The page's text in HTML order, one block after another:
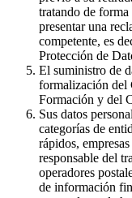
tratando de
presentar una
competente, es
Protección de
El suministro de
formalización del
Formación y del
Sus datos
categorías de
rápidos,
responsable del
operadores
de información